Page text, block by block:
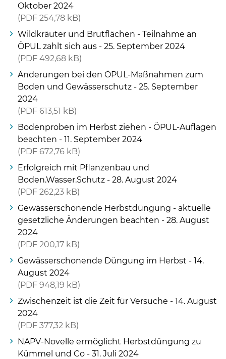
Skip to main content
Oktober 2024
PDF 254,78 kB
Wildkräuter und Brutflächen - Teilnahme an
ÖPUL zahlt sich aus - 25. September 2024
PDF 492,68 kB
Änderungen bei den ÖPUL-Maßnahmen zum
Boden und Gewässerschutz - 25. September
2024
PDF 613,51 kB
Bodenproben im Herbst ziehen - ÖPUL-Auflagen
beachten - 11. September 2024
PDF 672,76 kB
Erfolgreich mit Pflanzenbau und
Boden.Wasser.Schutz - 28. August 2024
PDF 262,23 kB
Gewässerschonende Herbstdüngung - aktuelle
gesetzliche Änderungen beachten - 28. August
2024
PDF 200,17 kB
Gewässerschonende Düngung im Herbst - 14.
August 2024
PDF 948,19 kB
Zwischenzeit ist die Zeit für Versuche - 14. August
2024
PDF 377,32 kB
NAPV-Novelle ermöglicht Herbstdüngung zu
Kümmel und Co - 31. Juli 2024